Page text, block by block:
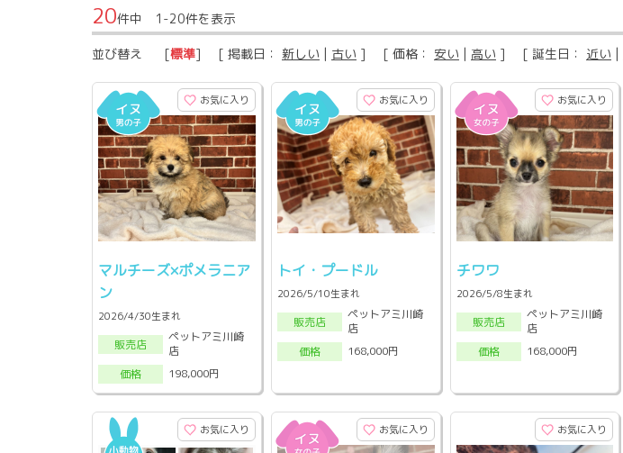
20件中 1-20件を表示
並び替え [標準] [ 掲載日： 新しい | 古い ] [ 価格： 安い | 高い ] [ 誕生日： 近い |
お気に入り
マルチーズ×ポメラニア
ン
2026/4/30生まれ
販売店
ペットアミ川崎
店
価格
198,000円
お気に入り
トイ・プードル
2026/5/10生まれ
販売店
ペットアミ川崎
店
価格
168,000円
お気に入り
チワワ
2026/5/8生まれ
販売店
ペットアミ川崎
店
価格
168,000円
お気に入り お気に入り お気に入り